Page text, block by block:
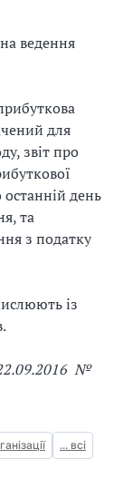
ведення
для
звіт про
останній день
та
з податку
із
№
... всі